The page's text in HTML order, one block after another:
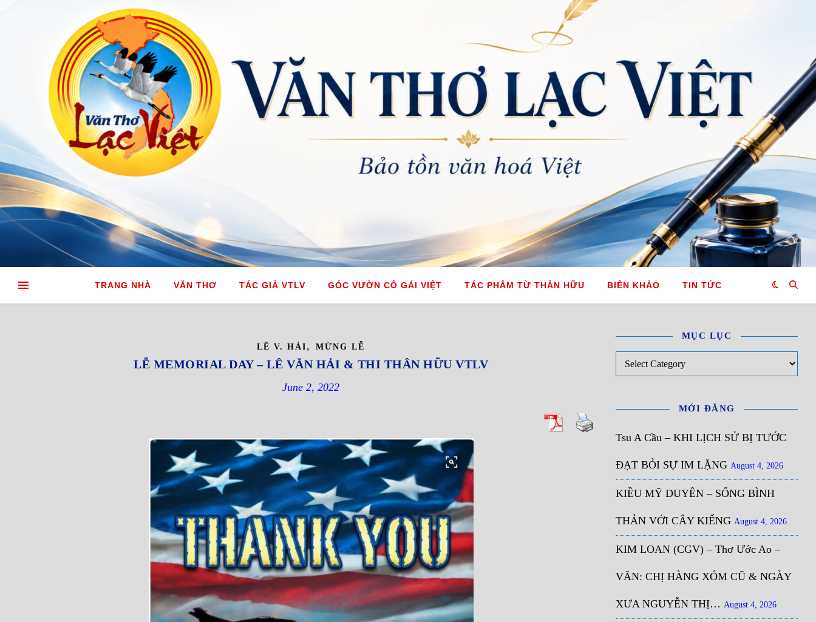
TRANG NHÀ VĂN THƠ TÁC GIẢ VTLV GÓC VƯỜN CÔ GÁI VIỆT TÁC PHÂM TỪ THÂN HỮU BIÊN KHẢO TIN TỨC
LÊ V. HẢI , MỪNG LỄ
LỄ MEMORIAL DAY – LÊ VĂN HẢI & THI THÂN HỮU VTLV
June 2, 2022
MỤC LỤC
MỚI ĐĂNG
Tsu A Cầu – KHI LỊCH SỬ BỊ TƯỚC
ĐẠT BỎI SỰ IM LẶNG August 4, 2026
KIỀU MỸ DUYÊN – SỐNG BÌNH
THẢN VỚI CÂY KIỂNG August 4, 2026
KIM LOAN (CGV) – Thơ Ước Ao –
VĂN: CHỊ HÀNG XÓM CŨ & NGÀY
XƯA NGUYỄN THỊ… August 4, 2026